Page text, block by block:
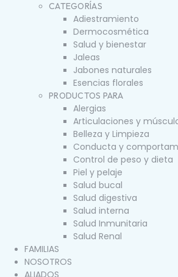
CATEGORÍAS
Adiestramiento
Dermocosmética
Salud y bienestar
Jaleas
Jabones naturales
Esencias florales
PRODUCTOS PARA
Alergias
Articulaciones y
Belleza y Limpieza
Conducta y
Control de peso y dieta
Piel y pelaje
Salud bucal
Salud digestiva
Salud interna
Salud Inmunitaria
Salud Renal
FAMILIAS
NOSOTROS
ALIADOS